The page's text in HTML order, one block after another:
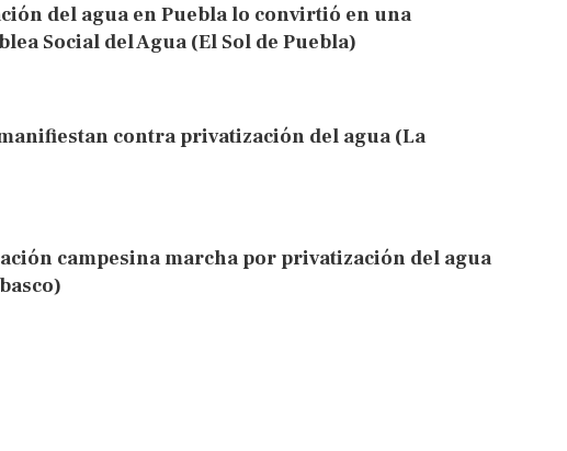
del agua en Puebla lo convirtió en una
Social del Agua (El Sol de Puebla)
contra privatización del agua (La
campesina marcha por privatización del agua